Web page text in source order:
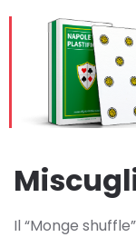
Il “Monge